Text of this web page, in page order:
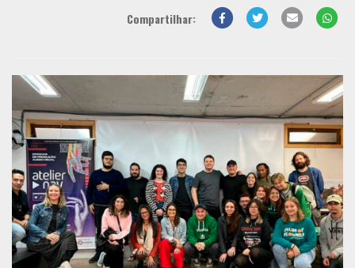
Compartilhar: